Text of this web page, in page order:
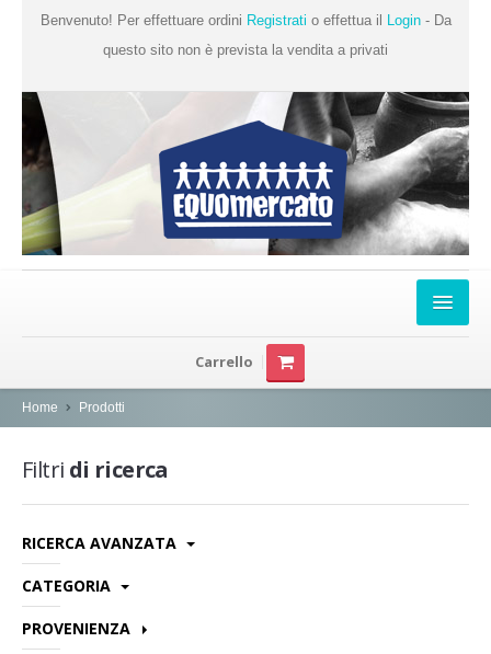
Benvenuto! Per effettuare ordini Registrati o effettua il Login- Da
questo sito non è prevista la vendita a privati
Chi Siamo
Prodotti
Produttori
Documenti
Carrello
Home Prodotti
Filtri di ricerca
RICERCA AVANZATA
Categoria:
CATEGORIA
Abbigliamento e accessori
Alimentari-bevande
PROVENIENZA